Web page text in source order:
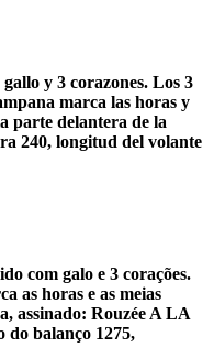
y 3 corazones. Los 3
marca las horas y
parte delantera de la
240, longitud del volante
com galo e 3 corações.
as horas e as meias
assinado: Rouzée A LA
do balanço 1275,